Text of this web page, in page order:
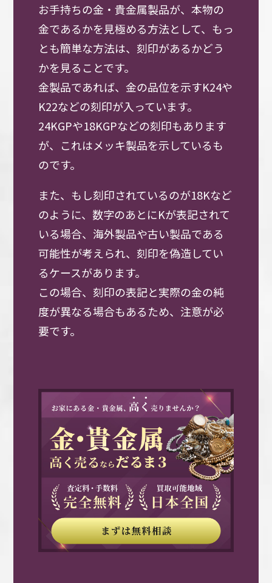
お手持ちの金・貴金属製品が、本物の
金であるかを見極める方法として、もっ
とも簡単な方法は、刻印があるかどう
かを見ることです。
金製品であれば、金の品位を示すK24や
K22などの刻印が入っています。
24KGPや18KGPなどの刻印もあります
が、これはメッキ製品を示しているも
のです。
また、もし刻印されているのが18Kなど
のように、数字のあとにKが表記されて
いる場合、海外製品や古い製品である
可能性が考えられ、刻印を偽造してい
るケースがあります。
この場合、刻印の表記と実際の金の純
度が異なる場合もあるため、注意が必
要です。